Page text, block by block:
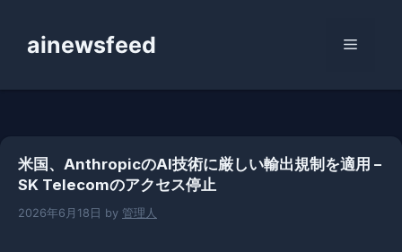
ainewsfeed メ
米国、AnthropicのAI技術に厳しい輸出規制を適用 –
SK Telecomのアクセス停止
2026年6月18日 by 管理人